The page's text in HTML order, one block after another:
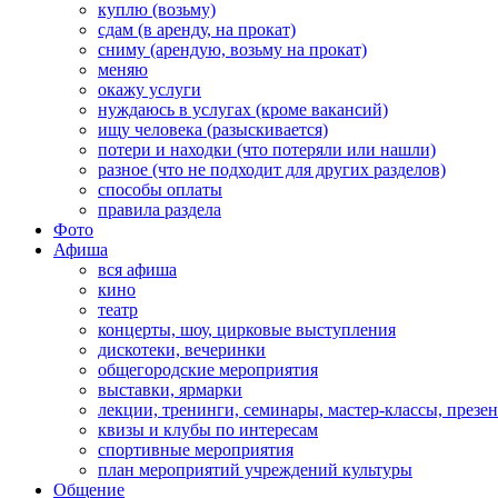
куплю (возьму)
сдам (в аренду, на прокат)
сниму (арендую, возьму на прокат)
меняю
окажу услуги
нуждаюсь в услугах (кроме вакансий)
ищу человека (разыскивается)
потери и находки (что потеряли или нашли)
разное (что не подходит для других разделов)
способы оплаты
правила раздела
Фото
Афиша
вся афиша
кино
театр
концерты, шоу, цирковые выступления
дискотеки, вечеринки
общегородские мероприятия
выставки, ярмарки
лекции, тренинги, семинары, мастер-классы,
квизы и клубы по интересам
спортивные мероприятия
план мероприятий учреждений культуры
Общение